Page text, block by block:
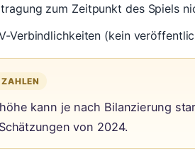
zum Zeitpunkt des Spiels
Verbindlichkeiten (kein
kann je nach Bilanzierung
von 2024.